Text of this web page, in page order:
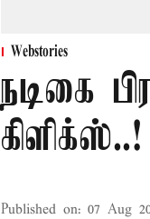
Webstories
நடிகை
கிளிக்ஸ்..!
Published on: 07 Aug